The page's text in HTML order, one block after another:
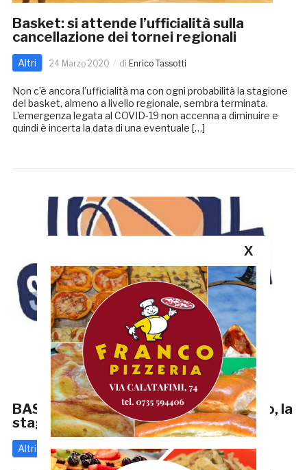
Basket: si attende l’ufficialità sulla
cancellazione dei tornei regionali
Altri 24 Marzo 2020 di Enrico Tassotti
Non c’è ancora l’ufficialità ma con ogni probabilità la stagione
del basket, almeno a livello regionale, sembra terminata.
L’emergenza legata al COVID-19 non accenna a diminuire e
quindi è incerta la data di una eventuale […]
BASKET: la Sambenedettese ha deciso, la
stagione è finita qui!
Altri 14 Marzo 2020 diEnrico Tassotti
X